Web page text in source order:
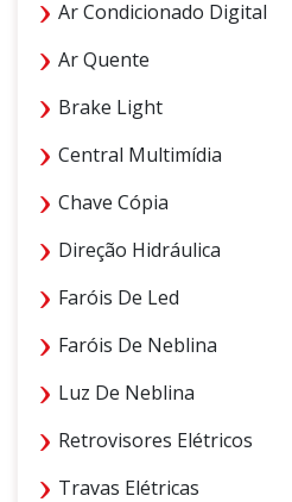
Ar Condicionado Digital
Ar Quente
Brake Light
Central Multimídia
Chave Cópia
Direção Hidráulica
Faróis De Led
Faróis De Neblina
Luz De Neblina
Retrovisores Elétricos
Travas Elétricas